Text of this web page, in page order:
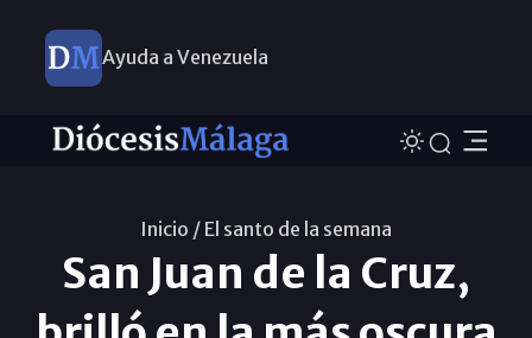
Ayuda a Venezuela
Inicio / El santo de la semana
San Juan de la Cruz,